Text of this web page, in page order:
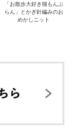
「お散歩大好き猫もんぶ
らん」とかぎ針編みのお
めかしニット